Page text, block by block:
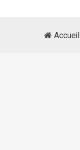
Accueil